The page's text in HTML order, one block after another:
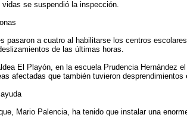
se suspendió la inspección.
pasaron a cuatro al habilitarse los centros
de las últimas horas.
El Playón, en la escuela Prudencia Hernández
afectadas que también tuvieron
Mario Palencia, ha tenido que instalar una